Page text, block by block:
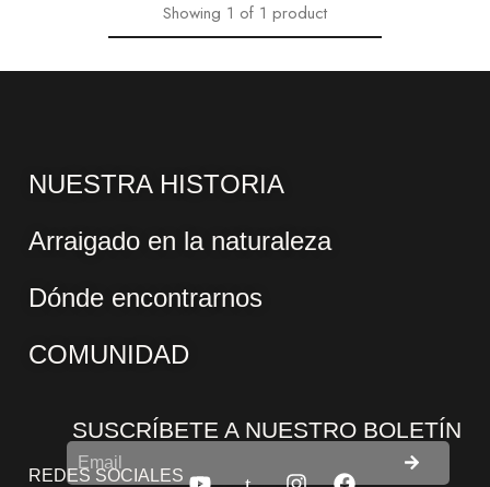
Showing 1 of 1 product
NUESTRA HISTORIA
Arraigado en la naturaleza
Dónde encontrarnos
COMUNIDAD
SUSCRÍBETE A NUESTRO BOLETÍN
REDES SOCIALES